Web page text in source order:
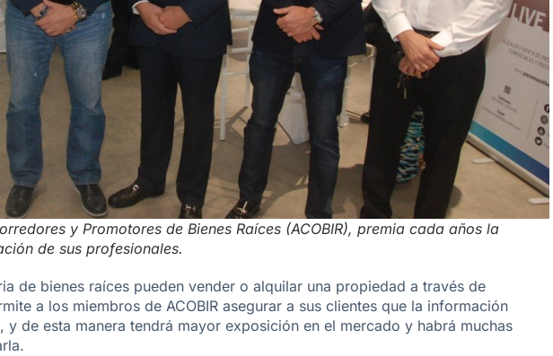
y Promotores de Bienes Raíces (ACOBIR), premia cada años la
de sus profesionales.
de bienes raíces pueden vender o alquilar una propiedad a través de
a los miembros de ACOBIR asegurar a sus clientes que la información
de esta manera tendrá mayor exposición en el mercado y habrá muchas